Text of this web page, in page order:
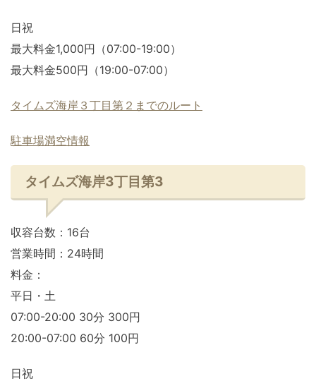
日祝
最大料金1,000円（07:00-19:00）
最大料金500円（19:00-07:00）
タイムズ海岸３丁目第２までのルート
駐車場満空情報
タイムズ海岸3丁目第3
収容台数：16台
営業時間：24時間
料金：
平日・土
07:00-20:00 30分 300円
20:00-07:00 60分 100円
日祝